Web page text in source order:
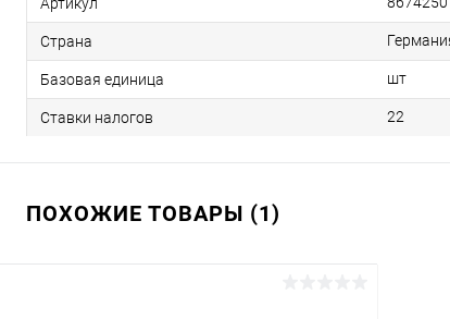
Страна
Базовая единица шт
Ставки налогов 22
ПОХОЖИЕ ТОВАРЫ (1)